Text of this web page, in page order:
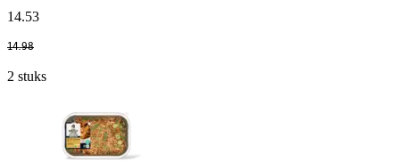
14.53
14.98
2 stuks